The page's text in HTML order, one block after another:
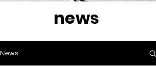
news
News